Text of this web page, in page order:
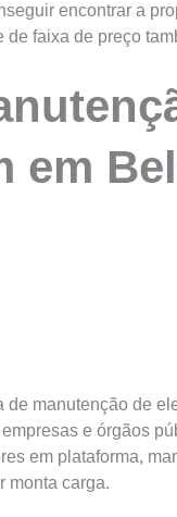
encontrar a
faixa de preço
em
de manutenção de
e órgãos
em plataforma,
monta carga.